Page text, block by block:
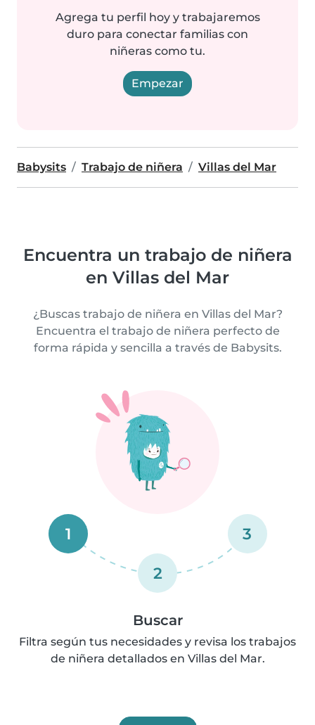
Agrega tu perfil hoy y trabajaremos
duro para conectar familias con
niñeras como tu.
Empezar
Babysits Trabajo de niñera Villas del Mar
Encuentra un trabajo de niñera
en Villas del Mar
¿Buscas trabajo de niñera en Villas del Mar?
Encuentra el trabajo de niñera perfecto de
forma rápida y sencilla a través de Babysits.
1
2
3
Buscar
Filtra según tus necesidades y revisa los trabajos
de niñera detallados en Villas del Mar.